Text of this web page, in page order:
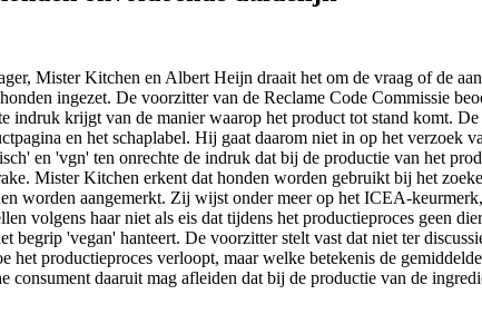
Mister Kitchen en Albert Heijn draait het om de vraag of de
ingezet. De voorzitter van de Reclame Code Commissie
indruk krijgt van de manier waarop het product tot stand komt.
en het schaplabel. Hij gaat daarom niet in op het verzoek
en 'vgn' ten onrechte de indruk dat bij de productie van het
Mister Kitchen erkent dat honden worden gebruikt bij het
worden aangemerkt. Zij wijst onder meer op het ICEA-
volgens haar niet als eis dat tijdens het productieproces geen
'vegan' hanteert. De voorzitter stelt vast dat niet ter
productieproces verloopt, maar welke betekenis de
daaruit mag afleiden dat bij de productie van de